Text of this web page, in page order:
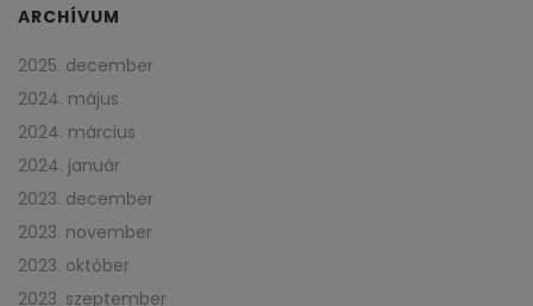
ARCHÍVUM
2025. december
2024. május
2024. március
2024. január
2023. december
2023. november
2023. október
2023. szeptember